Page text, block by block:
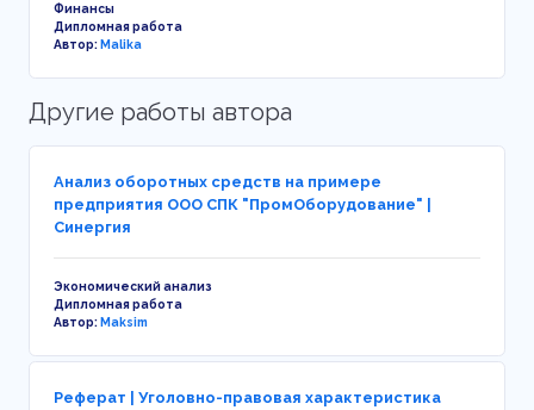
Финансы
Дипломная работа
Автор:Malika
Другие работы автора
Анализ оборотных средств на примере
предприятия ООО СПК "ПромОборудование" |
Синергия
Экономический анализ
Дипломная работа
Автор:Maksim
Реферат | Уголовно-правовая характеристика